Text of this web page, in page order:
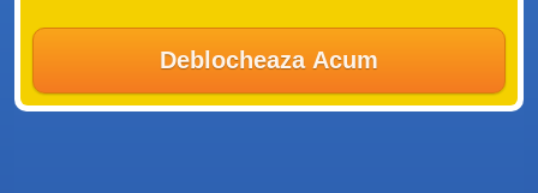
Deblocheaza Acum